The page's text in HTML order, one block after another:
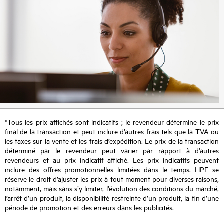
*Tous les prix affichés sont indicatifs ; le revendeur détermine le prix
final de la transaction et peut inclure d’autres frais tels que la TVA ou
les taxes sur la vente et les frais d’expédition. Le prix de la transaction
déterminé par le revendeur peut varier par rapport à d’autres
revendeurs et au prix indicatif affiché. Les prix indicatifs peuvent
inclure des offres promotionnelles limitées dans le temps. HPE se
réserve le droit d’ajuster les prix à tout moment pour diverses raisons,
notamment, mais sans s’y limiter, l’évolution des conditions du marché,
l’arrêt d’un produit, la disponibilité restreinte d’un produit, la fin d’une
période de promotion et des erreurs dans les publicités.